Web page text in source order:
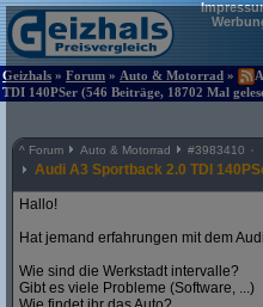
Geizhals » Forum » Auto & Motorrad »
TDI 140PSer (546 Beiträge, 18702 Mal
^ Forum Auto & Motorrad #3983410
Audi A3 Sportback 2.0 TDI
Hallo!
Hat jemand erfahrungen mit dem
Wie sind die Werkstadt intervalle?
Gibt es viele Probleme (Software, ...)